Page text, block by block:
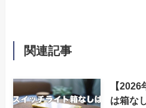
関連記事
【
は箱な